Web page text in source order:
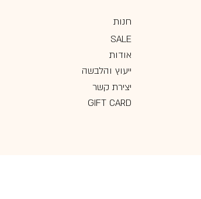
חנות
SALE
אודות
ייעוץ והלבשה
יצירת קשר
GIFT CARD